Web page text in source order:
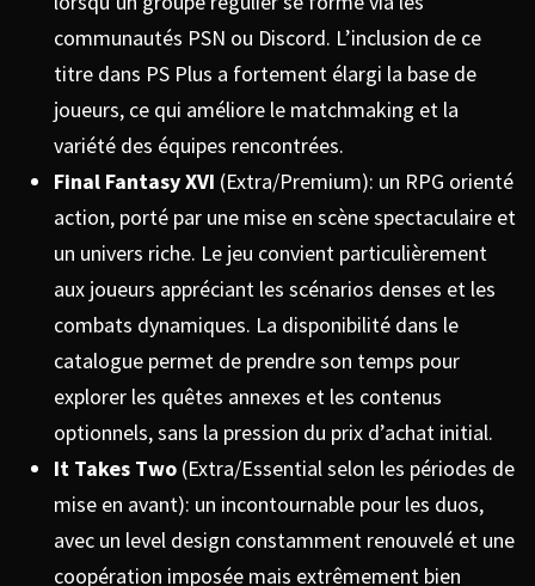
communautés PSN ou Discord. L’inclusion de ce
titre dans PS Plus a fortement élargi la base de
joueurs, ce qui améliore le matchmaking et la
variété des équipes rencontrées.
Final Fantasy XVI (Extra/Premium): un RPG orienté
action, porté par une mise en scène spectaculaire et
un univers riche. Le jeu convient particulièrement
aux joueurs appréciant les scénarios denses et les
combats dynamiques. La disponibilité dans le
catalogue permet de prendre son temps pour
explorer les quêtes annexes et les contenus
optionnels, sans la pression du prix d’achat initial.
It Takes Two(Extra/Essential selon les périodes de
mise en avant): un incontournable pour les duos,
avec un level design constamment renouvelé et une
coopération imposée mais extrêmement bien